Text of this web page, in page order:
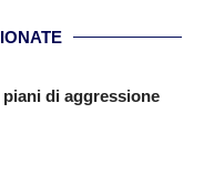
di aggressione